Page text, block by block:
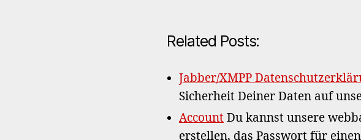
Related Posts:
Jabber/XMPP
Sicherheit Deiner Daten auf
Account Du kannst unsere
erstellen, das Passwort für